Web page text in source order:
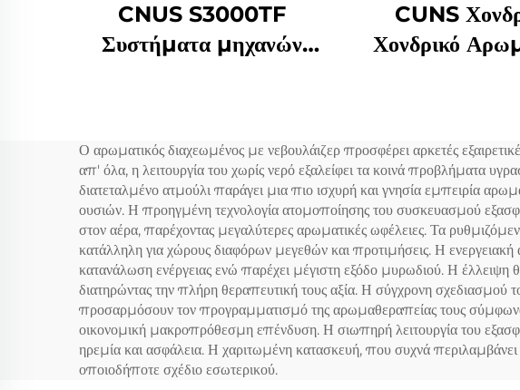
CNUS S3000TF
Συστήματα μηχανών
γραφεία
CUNS
Χονδρικό
Μακροχρόνιο
Ο αρωματικός διαχεωμένος με νεβουλάιζερ προσφέρει αρκετές
απ' όλα, η λειτουργία του χωρίς νερό εξαλείφει τα κοινά προβλήματα
διατεταλμένο ατμούλι παράγει μια πιο ισχυρή και γνησία εμπειρία
ουσιών. Η προηγμένη τεχνολογία ατομοποίησης του συσκευασμού
στον αέρα, παρέχοντας μεγαλύτερες αρωματικές ωφέλειες. Τα
κατάλληλη για χώρους διαφόρων μεγεθών και προτιμήσεις. Η
κατανάλωση ενέργειας ενώ παρέχει μέγιστη εξόδο μυρωδιού. Η έλλειψη
διατηρώντας την πλήρη θεραπευτική τους αξία. Η σύγχρονη
προσαρμόσουν τον προγραμματισμό της αρωμαθεραπείας τους σύμφωνα
οικονομική μακροπρόθεσμη επένδυση. Η σιωπηρή λειτουργία του
ηρεμία και ασφάλεια. Η χαριτωμένη κατασκευή, που συχνά
οποιοδήποτε σχέδιο εσωτερικού.